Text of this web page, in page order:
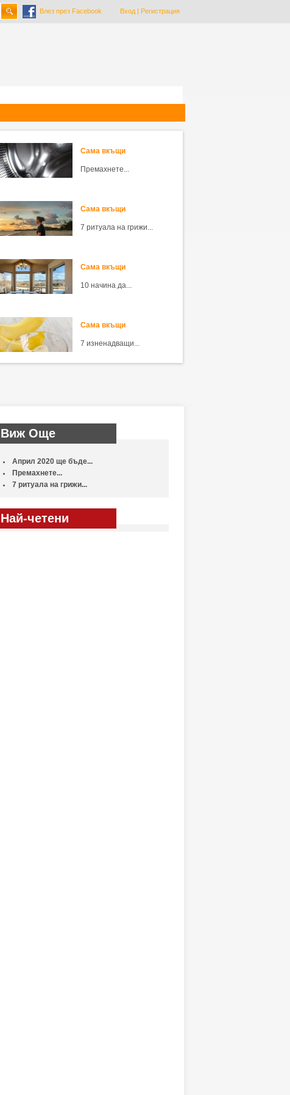
Влез през Facebook Вход| Регистрация
Сама вкъщи
Премахнете...
Сама вкъщи
7 ритуала на грижи...
Сама вкъщи
10 начина да...
Сама вкъщи
7 изненадващи...
Виж Още
Април 2020 ще бъде...
Премахнете...
7 ритуала на грижи...
Най-четени